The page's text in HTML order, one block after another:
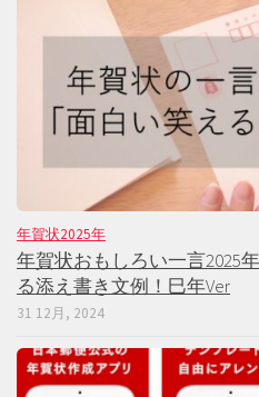
年賀状2025年
年賀状おもしろい一言2025
る添え書き文例！巳年Ver
31 12月, 2024